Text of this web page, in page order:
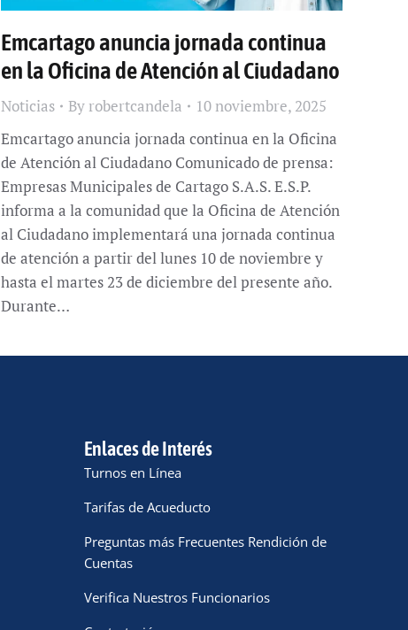
Emcartago anuncia jornada continua
en la Oficina de Atención al Ciudadano
Noticias By robertcandela
10 noviembre, 2025
Emcartago anuncia jornada continua en la Oficina
de Atención al Ciudadano Comunicado de prensa:
Empresas Municipales de Cartago S.A.S. E.S.P.
informa a la comunidad que la Oficina de Atención
al Ciudadano implementará una jornada continua
de atención a partir del lunes 10 de noviembre y
hasta el martes 23 de diciembre del presente año.
Durante…
Enlaces de Interés
Turnos en Línea
Tarifas de Acueducto
Preguntas más Frecuentes Rendición de
Cuentas
Verifica Nuestros Funcionarios